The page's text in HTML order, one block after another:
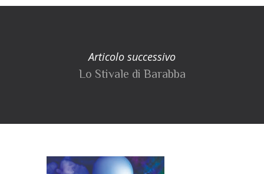
Articolo successivo
Lo Stivale di Barabba